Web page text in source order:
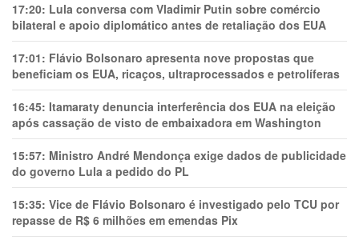
17:20: Lula conversa com Vladimir Putin sobre comércio
bilateral e apoio diplomático antes de retaliação dos EUA
17:01: Flávio Bolsonaro apresenta nove propostas que
beneficiam os EUA, ricaços, ultraprocessados e petrolíferas
16:45: Itamaraty denuncia interferência dos EUA na eleição
após cassação de visto de embaixadora em Washington
15:57: Ministro André Mendonça exige dados de publicidade
do governo Lula a pedido do PL
15:35: Vice de Flávio Bolsonaro é investigado pelo TCU por
repasse de R$ 6 milhões em emendas Pix